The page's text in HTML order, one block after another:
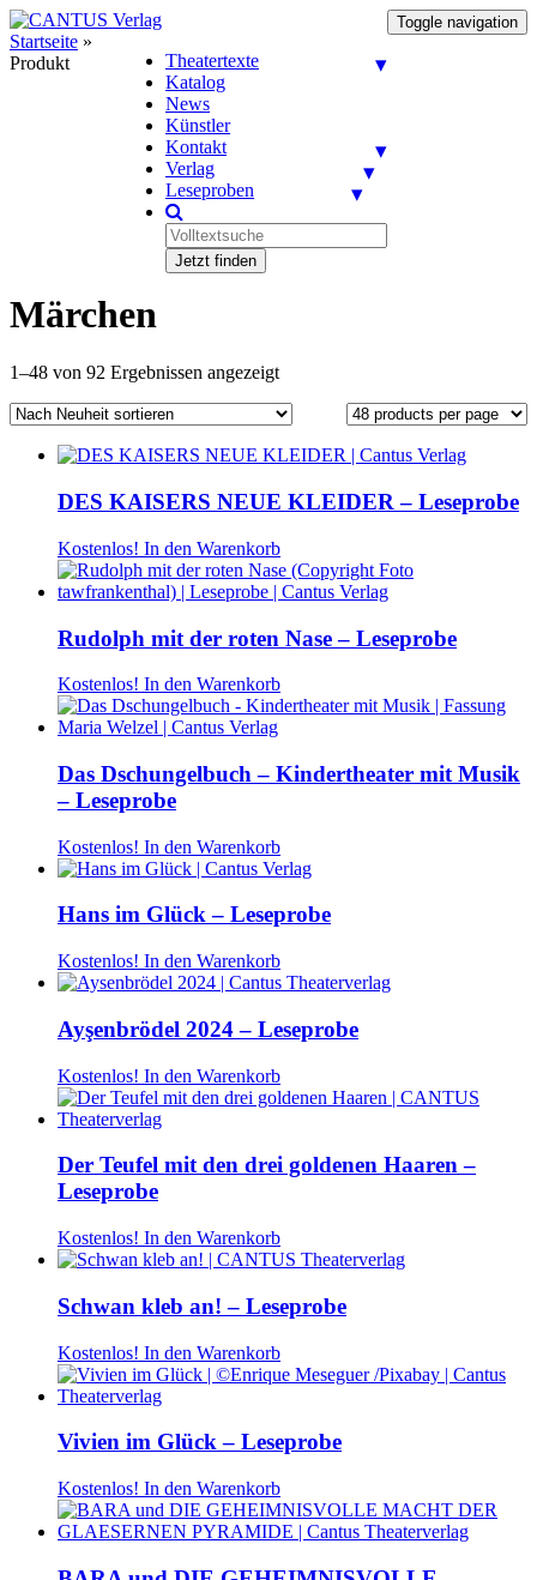
Toggle navigation
Theatertexte
Katalog
News
Künstler
Kontakt
Verlag
Leseproben
Jetzt finden
Startseite »
Produkt
Märchen
1–48 von 92 Ergebnissen angezeigt
DES KAISERS NEUE KLEIDER – Leseprobe
Kostenlos! In den Warenkorb
Rudolph mit der roten Nase – Leseprobe
Kostenlos! In den Warenkorb
Das Dschungelbuch – Kindertheater mit Musik
– Leseprobe
Kostenlos! In den Warenkorb
Hans im Glück – Leseprobe
Kostenlos! In den Warenkorb
Ayşenbrödel 2024 – Leseprobe
Kostenlos! In den Warenkorb
Der Teufel mit den drei goldenen Haaren –
Leseprobe
Kostenlos! In den Warenkorb
Schwan kleb an! – Leseprobe
Kostenlos! In den Warenkorb
Vivien im Glück – Leseprobe
Kostenlos! In den Warenkorb